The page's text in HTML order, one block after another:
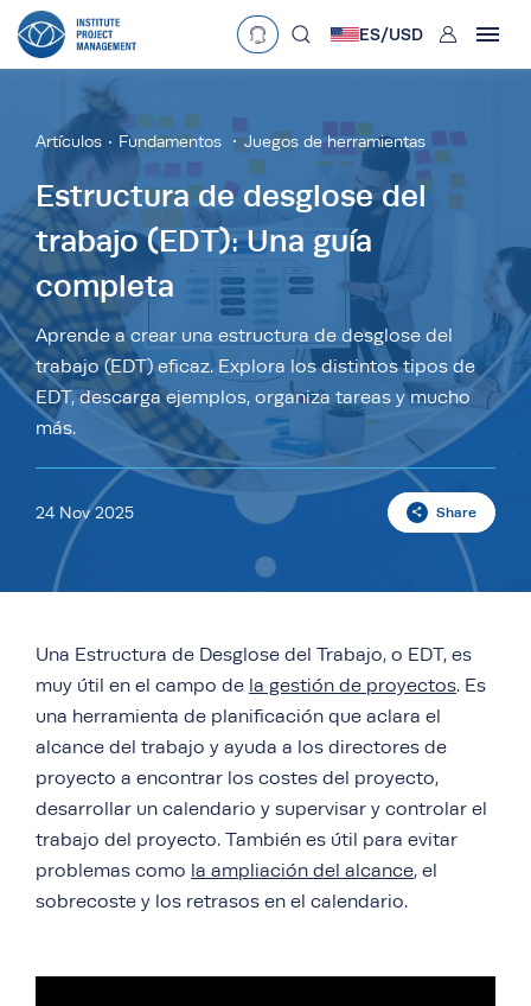
Language
EN English Español
Currency
£•GBP € • EUR $• USD
د.إ •AED AUD
R•ZAR
ES/USD User
Artículos Fundamentos Juegos de herramientas
Estructura de desglose del
trabajo (EDT): Una guía
completa
Aprende a crear una estructura de desglose del
trabajo (EDT) eficaz. Explora los distintos tipos de
EDT, descarga ejemplos, organiza tareas y mucho
más.
24 Nov 2025 Share
Una Estructura de Desglose del Trabajo, o EDT, es
muy útil en el campo de la gestión de proyectos. Es
una herramienta de planificación que aclara el
alcance del trabajo y ayuda a los directores de
proyecto a encontrar los costes del proyecto,
desarrollar un calendario y supervisar y controlar el
trabajo del proyecto. También es útil para evitar
problemas como la ampliación del alcance, el
sobrecoste y los retrasos en el calendario.